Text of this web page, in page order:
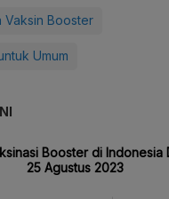
Vaksin Booster
Umum